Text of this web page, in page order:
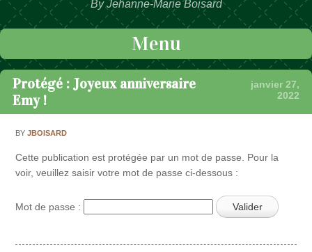
By Jehanne-Marie Boisard
Menu
Passer au contenu
Protégé : Joyeux anniversaire
Emy !
janvier 27,
2022
BYJBOISARD
Cette publication est protégée par un mot de passe. Pour la
voir, veuillez saisir votre mot de passe ci-dessous :
Mot de passe :